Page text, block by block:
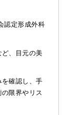
認定形成外科
、目元の美
確認し、手
限界やリス